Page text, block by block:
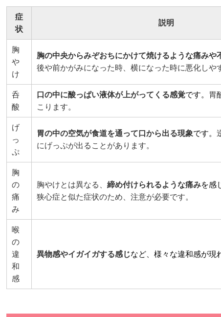
症
状
説明
胸
や
け
胸の中央からみぞおちにかけて焼けるような痛みや
後や前かがみになった時、横になった時に悪化しや
呑
酸
口の中に酸っぱい液体が上がってくる感覚です。
胃
こります。
げ
っ
ぷ
胃の中の空気が食道を通って口から出る現象です。
にげっぷが出ることがあります。
胸
の
痛
み
胸やけとは異なる、 締め付けられるような痛みを感
狭心症と似た症状のため、注意が必要です。
喉
の
違
和
感
異物感やイガイガする感じなど、様々な違和感が現